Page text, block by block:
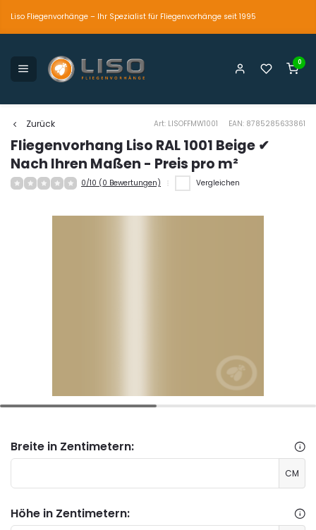
Liso Fliegenvorhänge – Ihr Spezialist für Fliegenvorhänge seit 1995
0
Zurück Art: LISOFFMW1001 EAN: 8785285633861
Fliegenvorhang Liso RAL 1001 Beige ✔
Nach Ihren Maßen - Preis pro m²
0/10 (0 Bewertungen) Vergleichen
Breite in Zentimetern:
CM
Höhe in Zentimetern: